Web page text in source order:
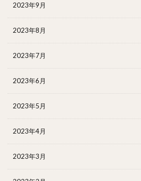
2023年9月
2023年8月
2023年7月
2023年6月
2023年5月
2023年4月
2023年3月